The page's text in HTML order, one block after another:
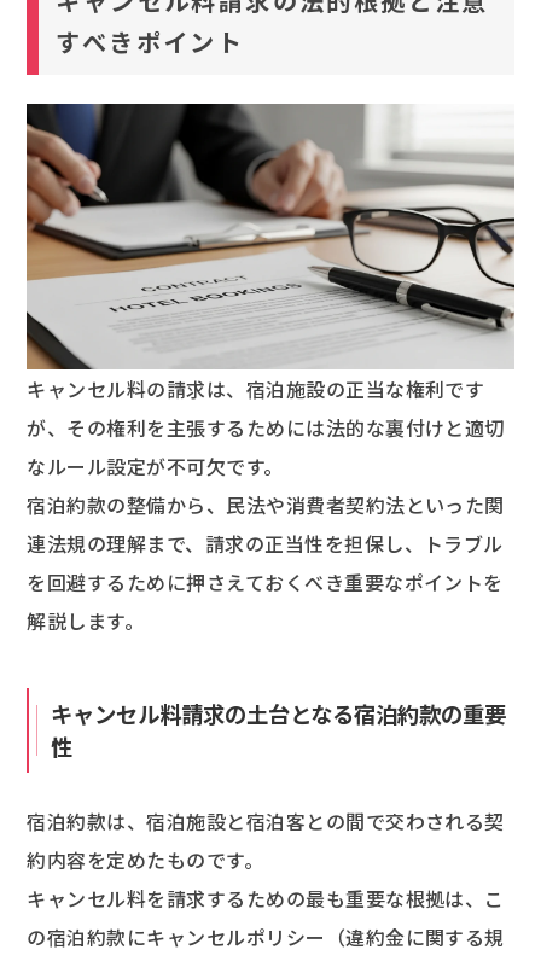
すべきポイント
キャンセル料の請求は、宿泊施設の正当な権利です
が、その権利を主張するためには法的な裏付けと適切
なルール設定が不可欠です。
宿泊約款の整備から、民法や消費者契約法といった関
連法規の理解まで、請求の正当性を担保し、トラブル
を回避するために押さえておくべき重要なポイントを
解説します。
キャンセル料請求の土台となる宿泊約款の重要
性
宿泊約款は、宿泊施設と宿泊客との間で交わされる契
約内容を定めたものです。
キャンセル料を請求するための最も重要な根拠は、こ
の宿泊約款にキャンセルポリシー（違約金に関する規